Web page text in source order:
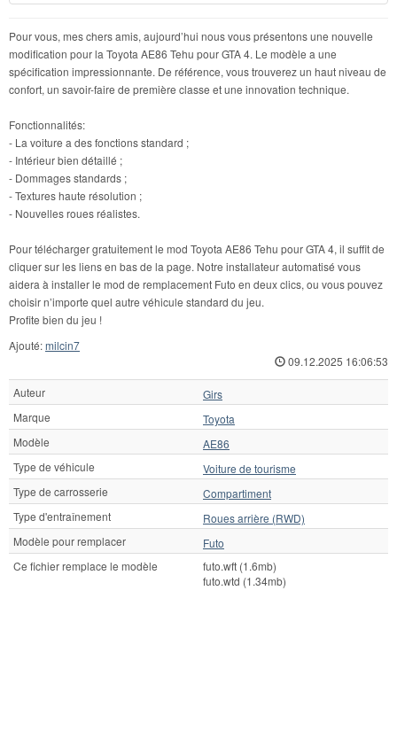
Pour vous, mes chers amis, aujourd’hui nous vous présentons une nouvelle
modification pour la Toyota AE86 Tehu pour GTA 4. Le modèle a une
spécification impressionnante. De référence, vous trouverez un haut niveau de
confort, un savoir-faire de première classe et une innovation technique.
Fonctionnalités:
- La voiture a des fonctions standard ;
- Intérieur bien détaillé ;
- Dommages standards ;
- Textures haute résolution ;
- Nouvelles roues réalistes.
Pour télécharger gratuitement le mod Toyota AE86 Tehu pour GTA 4, il suffit de
cliquer sur les liens en bas de la page. Notre installateur automatisé vous
aidera à installer le mod de remplacement Futo en deux clics, ou vous pouvez
choisir n’importe quel autre véhicule standard du jeu.
Profite bien du jeu !
Ajouté:milcin7
09.12.2025 16:06:53
Auteur
Girs
Marque
Toyota
Modèle
AE86
Type de véhicule
Voiture de tourisme
Type de carrosserie
Compartiment
Type d'entraînement
Roues arrière (RWD)
Modèle pour remplacer
Futo
Ce fichier remplace le modèle
futo.wft (1.6mb)
futo.wtd (1.34mb)